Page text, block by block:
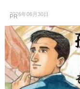
2026年06月30日
PR